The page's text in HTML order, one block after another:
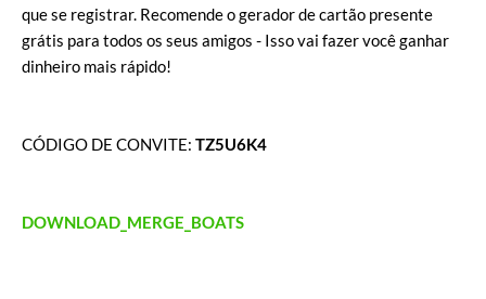
que se registrar. Recomende o gerador de cartão presente
grátis para todos os seus amigos - Isso vai fazer você ganhar
dinheiro mais rápido!
CÓDIGO DE CONVITE: TZ5U6K4
DOWNLOAD_MERGE_BOATS